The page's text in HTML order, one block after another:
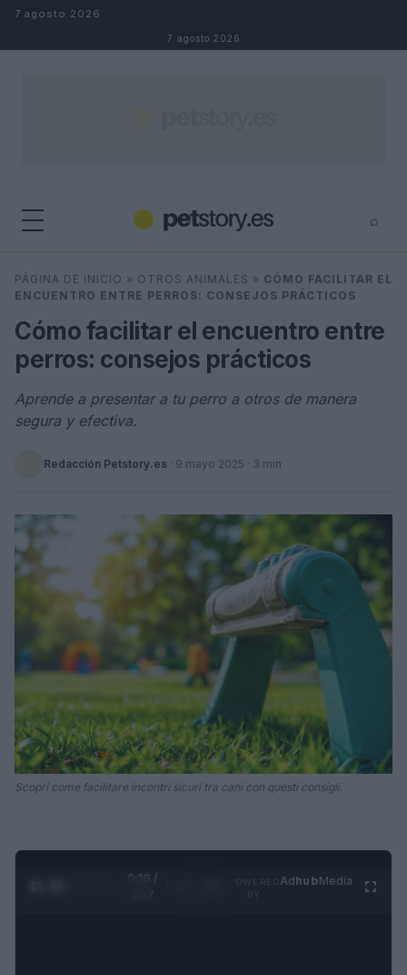
Saltar al contenido
7 agosto 2026
7 agosto 2026
⌕
Buscar ⌕ ×
PÁGINA DE INICIO » OTROS ANIMALES » CÓMO FACILITAR EL
ENCUENTRO ENTRE PERROS: CONSEJOS PRÁCTICOS
Cómo facilitar el encuentro entre
perros: consejos prácticos
Aprende a presentar a tu perro a otros de manera
segura y efectiva.
Redacción Petstory.es · 9 mayo 2025 · 3 min
Scopri come facilitare incontri sicuri tra cani con questi consigli.
0:29 /
AdhubMedia